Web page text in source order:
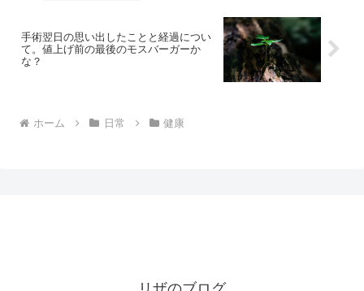
手術翌日の思い出したことと経過につい
て。値上げ前の最後のモスバーガーか
な？
ホーム 日常 健康